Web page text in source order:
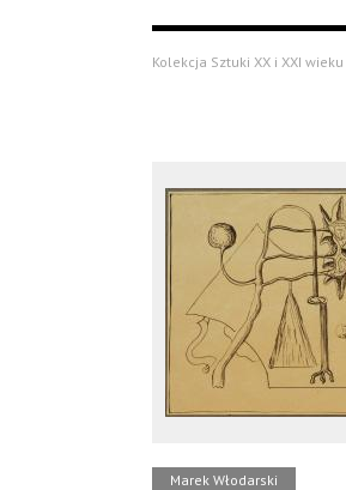
Kolekcja Sztuki XX i XXI wieku
Marek Włodarski